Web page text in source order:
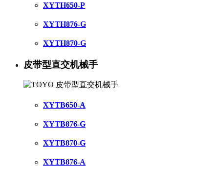
XYTH650-P
XYTH876-G
XYTH870-G
皮带型直交机械手
XYTB650-A
XYTB876-G
XYTB870-G
XYTB876-A